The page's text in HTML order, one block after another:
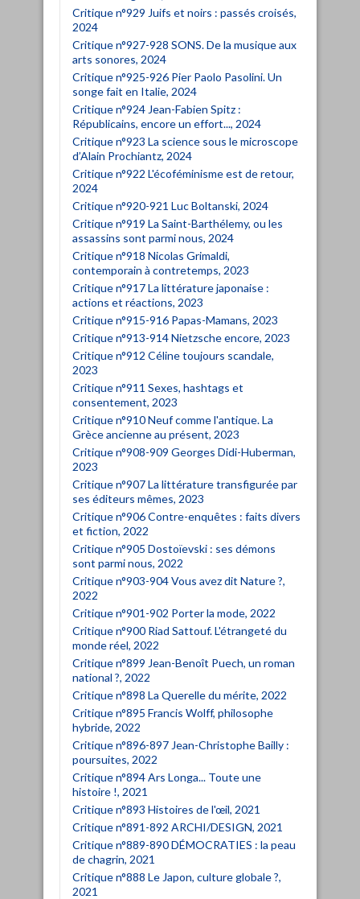
Critique n°929 Juifs et noirs : passés croisés,
2024
Critique n°927-928 SONS. De la musique aux
arts sonores, 2024
Critique n°925-926 Pier Paolo Pasolini. Un
songe fait en Italie, 2024
Critique n°924 Jean-Fabien Spitz :
Républicains, encore un effort..., 2024
Critique n°923 La science sous le microscope
d’Alain Prochiantz, 2024
Critique n°922 L'écoféminisme est de retour,
2024
Critique n°920-921 Luc Boltanski, 2024
Critique n°919 La Saint-Barthélemy, ou les
assassins sont parmi nous, 2024
Critique n°918 Nicolas Grimaldi,
contemporain à contretemps, 2023
Critique n°917 La littérature japonaise :
actions et réactions, 2023
Critique n°915-916 Papas-Mamans, 2023
Critique n°913-914 Nietzsche encore, 2023
Critique n°912 Céline toujours scandale,
2023
Critique n°911 Sexes, hashtags et
consentement, 2023
Critique n°910 Neuf comme l'antique. La
Grèce ancienne au présent, 2023
Critique n°908-909 Georges Didi-Huberman,
2023
Critique n°907 La littérature transfigurée par
ses éditeurs mêmes, 2023
Critique n°906 Contre-enquêtes : faits divers
et fiction, 2022
Critique n°905 Dostoïevski : ses démons
sont parmi nous, 2022
Critique n°903-904 Vous avez dit Nature ?,
2022
Critique n°901-902 Porter la mode, 2022
Critique n°900 Riad Sattouf. L'étrangeté du
monde réel, 2022
Critique n°899 Jean-Benoît Puech, un roman
national ?, 2022
Critique n°898 La Querelle du mérite, 2022
Critique n°895 Francis Wolff, philosophe
hybride, 2022
Critique n°896-897 Jean-Christophe Bailly :
poursuites, 2022
Critique n°894 Ars Longa... Toute une
histoire !, 2021
Critique n°893 Histoires de l'œil, 2021
Critique n°891-892 ARCHI/DESIGN, 2021
Critique n°889-890 DÉMOCRATIES : la peau
de chagrin, 2021
Critique n°888 Le Japon, culture globale ?,
2021